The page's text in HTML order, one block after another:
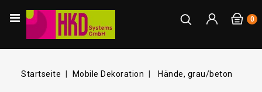
0
Startseite Mobile Dekoration Hände, grau/beton